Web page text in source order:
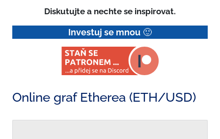
Diskutujte a nechte se inspirovat.
Investuj se mnou 🙂
Online graf Etherea (ETH/USD)